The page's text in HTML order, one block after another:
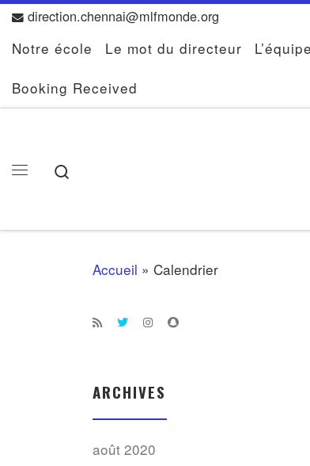
Skip to content
direction.chennai@mlfmonde.org
Notre école Le mot du directeur
Booking Received
Accueil » Calendrier
ARCHIVES
août 2020